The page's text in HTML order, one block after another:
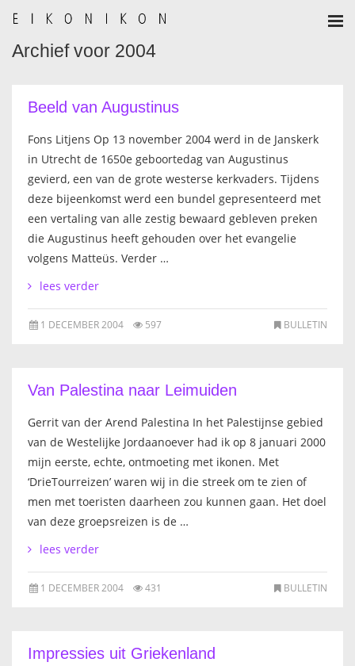
HOME
BULLETIN
AUTEURSREGISTER
ALGEMEEN
IKOON GESCHIEDENIS
SCHILDERCURSUSSEN
DOEN OF LATEN
Archief voor 2004
Beeld van Augustinus
Fons Litjens Op 13 november 2004 werd in de Janskerk
in Utrecht de 1650e geboortedag van Augustinus
gevierd, een van de grote westerse kerkvaders. Tijdens
deze bijeenkomst werd een bundel gepresenteerd met
een vertaling van alle zestig bewaard gebleven preken
die Augustinus heeft gehouden over het evangelie
volgens Matteüs. Verder …
lees verder
BULLETIN
1 DECEMBER 2004 597
Van Palestina naar Leimuiden
Gerrit van der Arend Palestina In het Palestijnse gebied
van de Westelijke Jordaanoever had ik op 8 januari 2000
mijn eerste, echte, ontmoeting met ikonen. Met
‘DrieTourreizen’ waren wij in die streek om te zien of
men met toeristen daarheen zou kunnen gaan. Het doel
van deze groepsreizen is de …
lees verder
BULLETIN
1 DECEMBER 2004 431
Impressies uit Griekenland